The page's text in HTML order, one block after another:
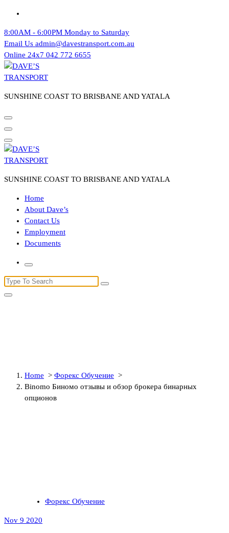
Skip
content
8:00AM - 6:00PM Monday to Saturday
Email Us admin@davestransport.com.au
Online 24x7 042 772 6655
SUNSHINE COAST TO BRISBANE AND YATALA
SUNSHINE COAST TO BRISBANE AND YATALA
Home
About Dave’s
Contact Us
Employment
Documents
Search
for:
Home > Форекс Обучение >
Binomo Биномо отзывы и обзор брокера бинарных
опционов
Форекс Обучение
Nov 9 2020